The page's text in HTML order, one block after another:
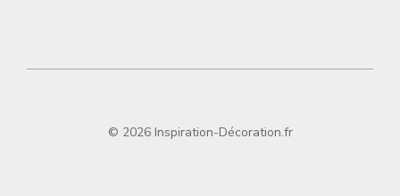
© 2026 Inspiration-Décoration.fr